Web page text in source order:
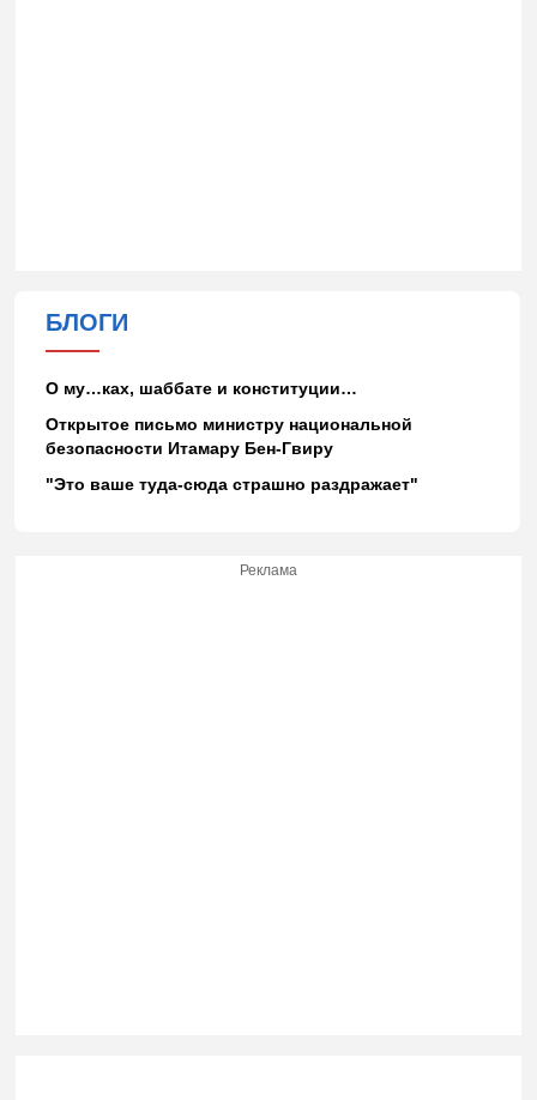
БЛОГИ
О му…ках, шаббате и конституции…
Открытое письмо министру национальной
безопасности Итамару Бен-Гвиру
"Это ваше туда-сюда страшно раздражает"
Реклама